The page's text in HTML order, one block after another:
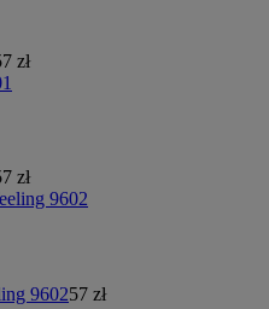
zł
zł
960257 zł